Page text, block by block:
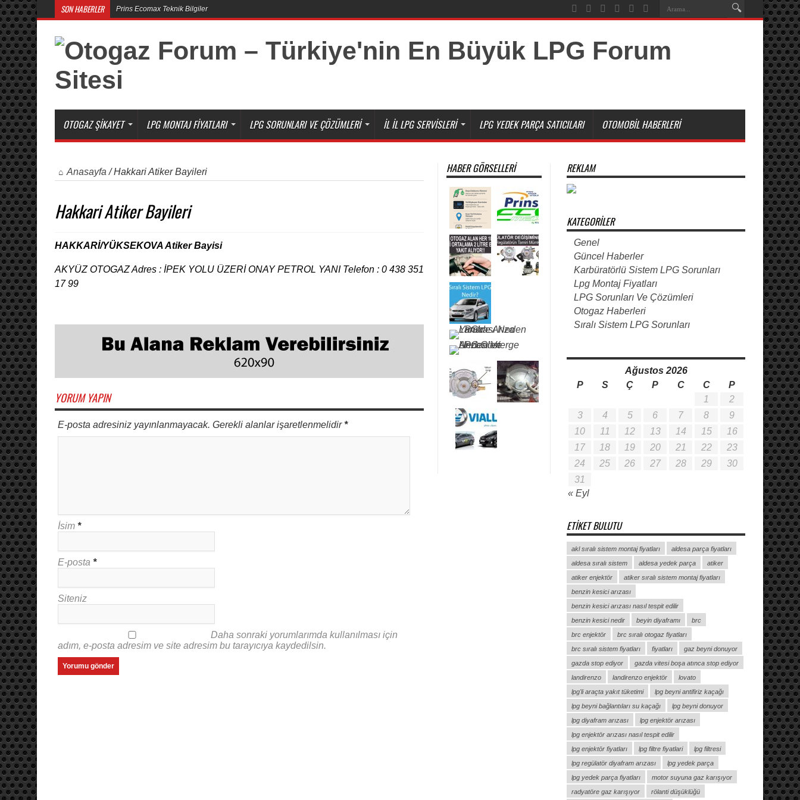
SON HABERLER Prins Ecomax Teknik Bilgiler
OTOGAZ ŞIKAYET LPG MONTAJ FIYATLARI LPG SORUNLARI VE ÇÖZÜMLERI İL İL LPG SERVISLERI LPG YEDEK PARÇA SATICILARI OTOMOBIL HABERLERI
Anasayfa /Hakkari Atiker Bayileri
Hakkari Atiker Bayileri
HAKKARİ/YÜKSEKOVA Atiker Bayisi
AKYÜZ OTOGAZ Adres : İPEK YOLU ÜZERİ ONAY PETROL YANI Telefon : 0 438 351
17 99
YORUM YAPIN
E-posta adresiniz yayınlanmayacak. Gerekli alanlar işaretlenmelidir*
İsim *
E-posta *
Siteniz
Daha sonraki yorumlarımda kullanılması için
adım, e-posta adresim ve site adresim bu tarayıcıya kaydedilsin.
HABER GÖRSELLERI REKLAM
KATEGORILER
Genel
Güncel Haberler
Karbüratörlü Sistem LPG Sorunları
Lpg Montaj Fiyatları
LPG Sorunları Ve Çözümleri
Otogaz Haberleri
Sıralı Sistem LPG Sorunları
Ağustos 2026
P
S Ç P C C P
« Eyl
1
2
3
4 5 6 7 8
9
10
11 12 13 14 15
16
17
18 19 20 21 22
23
24
25 26 27 28 29
30
31
ETIKET BULUTU
akl sıralı sistem montaj fiyatları
aldesa parça fiyatları
aldesa sıralı sistem
aldesa yedek parça
atiker
atiker enjektör
atiker sıralı sistem montaj fiyatları
benzin kesici arızası
benzin kesici arızası nasıl tespit edilir
benzin kesici nedir
beyin diyaframı
brc
brc enjektör
brc sıralı otogaz fiyatları
brc sıralı sistem fiyatları
fiyatları
gaz beyni donuyor
gazda stop ediyor
gazda vitesi boşa atınca stop ediyor
landirenzo
landirenzo enjektör
lovato
lpg'li araçta yakıt tüketimi
lpg beyni antifiriz kaçağı
lpg beyni bağlantıları su kaçağı
lpg beyni donuyor
lpg diyafram arızası
lpg enjektör arızası
lpg enjektör arızası nasıl tespit edilir
lpg enjektör fiyatları
lpg filtre fiyatlari
lpg filtresi
lpg regülatör diyafram arızası
lpg yedek parça
lpg yedek parça fiyatları
motor suyuna gaz karışıyor
radyatöre gaz karışıyor
rölanti düşüklüğü